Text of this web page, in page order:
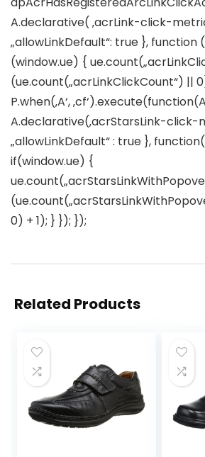
A.declarative( ‚acrLink-click-
„allowLinkDefault“: true },
(window.ue) {
(ue.count(„acrLinkClickCount“) ||
P.when(‚A‘,
A.declarative(‚acrStarsLink-click-
„allowLinkDefault“ : true },
if(window.ue) {
0) + 1); } }); });
Related Products